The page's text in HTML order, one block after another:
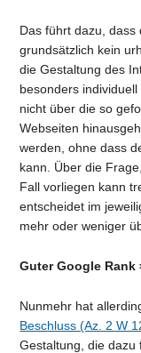
Das führt dazu, dass
grundsätzlich kein
die Gestaltung des
besonders
nicht über die so
Webseiten
werden, ohne dass
kann. Über die
Fall vorliegen kann
entscheidet im
mehr oder weniger
Guter Google
Nunmehr hat
Beschluss (Az. 2 W
Gestaltung, die dazu